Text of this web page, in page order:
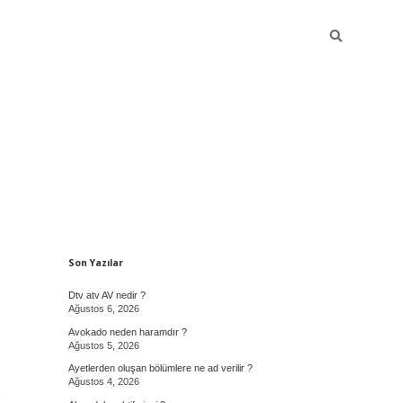
Sidebar
Son Yazılar
Dtv atv AV nedir ?
Ağustos 6, 2026
Avokado neden haramdır ?
Ağustos 5, 2026
Ayetlerden oluşan bölümlere ne ad verilir ?
Ağustos 4, 2026